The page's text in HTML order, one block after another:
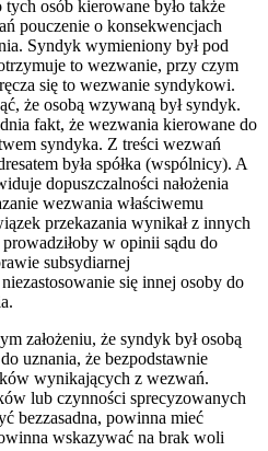
osób kierowane było także
pouczenie o konsekwencjach
Syndyk wymieniony był pod
to wezwanie, przy czym
się to wezwanie syndykowi.
że osobą wzywaną był syndyk.
fakt, że wezwania kierowane do
syndyka. Z treści wezwań
była spółka (wspólnicy). A
dopuszczalności nałożenia
wezwania właściwemu
przekazania wynikał z innych
w opinii sądu do
subsydiarnej
się innej osoby do
założeniu, że syndyk był osobą
uznania, że bezpodstawnie
wynikających z wezwań.
lub czynności sprecyzowanych
bezzasadna, powinna mieć
wskazywać na brak woli